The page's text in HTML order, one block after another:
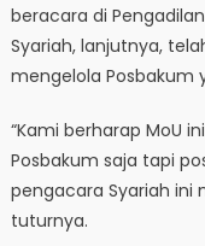
beracara di Pengadilan
Syariah, lanjutnya,
mengelola Posbakum
“Kami berharap MoU
Posbakum saja tapi
pengacara Syariah ini
tuturnya.